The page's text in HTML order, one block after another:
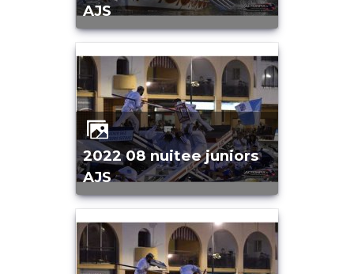
AJS
2022 08 nuitee juniors
AJS